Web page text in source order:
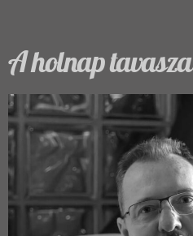
A holnap tavasza